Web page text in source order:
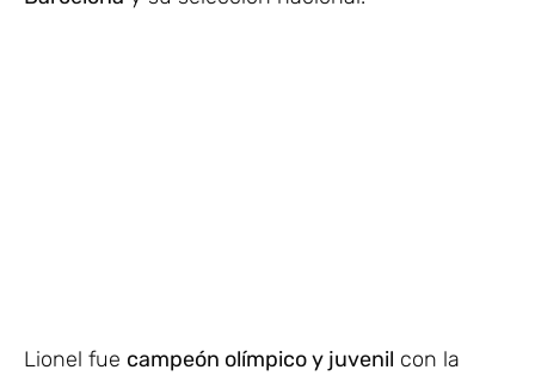
Lionel fue campeón olímpico y juvenil con la